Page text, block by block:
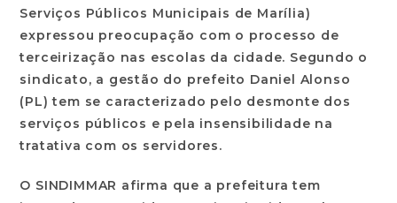
Serviços Públicos Municipais de Marília)
expressou preocupação com o processo de
terceirização nas escolas da cidade. Segundo o
sindicato, a gestão do prefeito Daniel Alonso
(PL) tem se caracterizado pelo desmonte dos
serviços públicos e pela insensibilidade na
tratativa com os servidores.
O SINDIMMAR afirma que a prefeitura tem